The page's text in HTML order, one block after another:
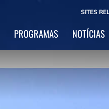
SITES
PROGRAMAS NOTÍCIAS